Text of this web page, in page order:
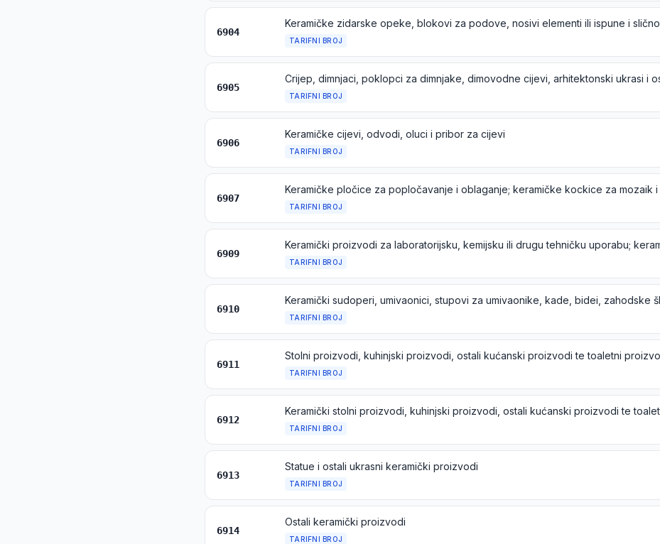
6904
Keramičke zidarske opeke, blokovi za podove, nosivi elementi ili ispune i slično
TARIFNI BROJ
6905
TARIFNI BROJ
6906
Keramičke cijevi, odvodi, oluci i pribor za cijevi
TARIFNI BROJ
6907
TARIFNI BROJ
6909
TARIFNI BROJ
6910
TARIFNI BROJ
6911
TARIFNI BROJ
6912
TARIFNI BROJ
6913
Statue i ostali ukrasni keramički proizvodi
TARIFNI BROJ
6914
Ostali keramički proizvodi
TARIFNI BROJ